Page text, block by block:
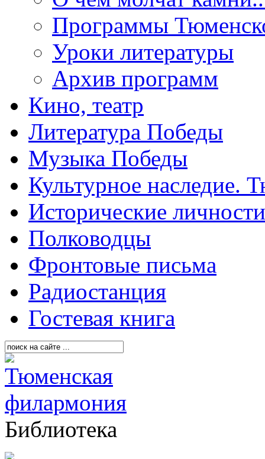
Программы
Уроки литературы
Архив программ
Кино, театр
Литература Победы
Музыка Победы
Культурное наследие.
Исторические личности
Полководцы
Фронтовые письма
Радиостанция
Гостевая книга
Библиотека